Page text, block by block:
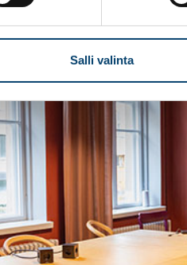
Salli valinta